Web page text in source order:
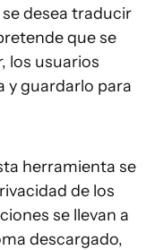
desea traducir
que se
los usuarios
y guardarlo para
herramienta se
de los
se llevan a
descargado,